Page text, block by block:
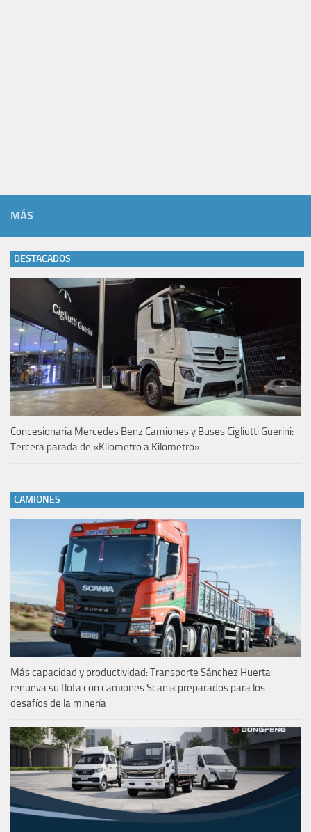
MÁS
DESTACADOS
Concesionaria Mercedes Benz Camiones y Buses Cigliutti Guerini:
Tercera parada de «Kilometro a Kilometro»
CAMIONES
Más capacidad y productividad: Transporte Sánchez Huerta
renueva su flota con camiones Scania preparados para los
desafíos de la minería